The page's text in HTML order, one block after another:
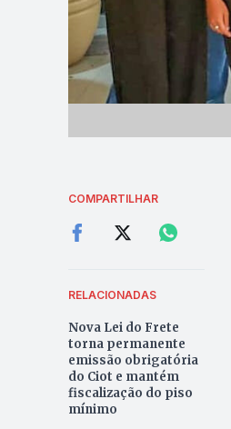
COMPARTILHAR
RELACIONADAS
Nova Lei do Frete
torna permanente
emissão obrigatória
do Ciot e mantém
fiscalização do piso
mínimo